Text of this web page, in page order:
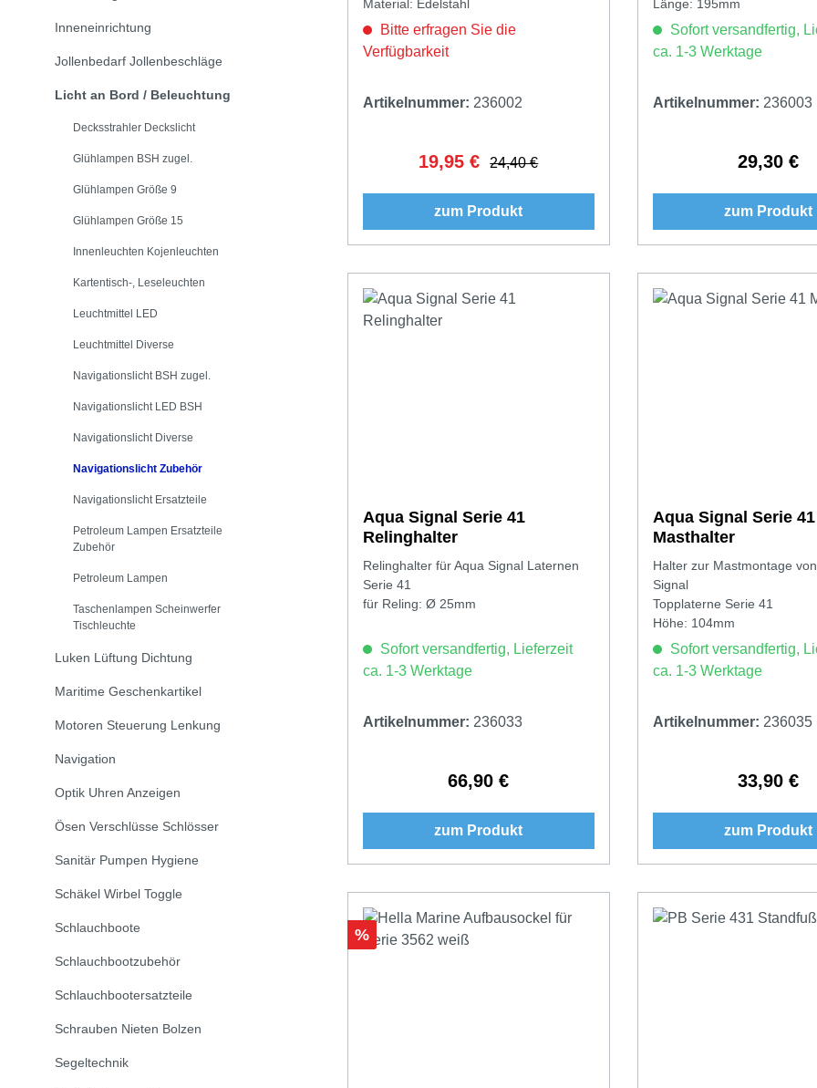
Inneneinrichtung
Jollenbedarf Jollenbeschläge
Licht an Bord / Beleuchtung
Decksstrahler Deckslicht
Glühlampen BSH zugel.
Glühlampen Größe 9
Glühlampen Größe 15
Innenleuchten Kojenleuchten
Kartentisch-, Leseleuchten
Leuchtmittel LED
Leuchtmittel Diverse
Navigationslicht BSH zugel.
Navigationslicht LED BSH
Navigationslicht Diverse
Navigationslicht Zubehör
Navigationslicht Ersatzteile
Petroleum Lampen Ersatzteile
Zubehör
Petroleum Lampen
Taschenlampen Scheinwerfer
Tischleuchte
Luken Lüftung Dichtung
Maritime Geschenkartikel
Motoren Steuerung Lenkung
Navigation
Optik Uhren Anzeigen
Ösen Verschlüsse Schlösser
Sanitär Pumpen Hygiene
Schäkel Wirbel Toggle
Schlauchboote
Schlauchbootzubehör
Schlauchbootersatzteile
Schrauben Nieten Bolzen
Segeltechnik
Material: Edelstahl
Bitte erfragen Sie die
Verfügbarkeit
Artikelnummer: 236002
Verkaufspreis:
19,95 € Regulärer Preis:
24,40 €
zum Produkt
Länge: 195mm
Sofort versandfertig,
ca. 1-3 Werktage
Artikelnummer: 236003
Regulärer
29,30 €
zum Produkt
Aqua Signal Serie 41
Relinghalter
Relinghalter für Aqua Signal Laternen
Serie 41
für Reling: Ø 25mm
Sofort versandfertig, Lieferzeit
ca. 1-3 Werktage
Artikelnummer: 236033
Regulärer Preis:
66,90 €
zum Produkt
Aqua Signal Serie 41
Masthalter
Halter zur Mastmontage
Signal
Topplaterne Serie 41
Höhe: 104mm
Sofort versandfertig,
ca. 1-3 Werktage
Artikelnummer: 236035
Regulärer
33,90 €
zum Produkt
Rabatt
%